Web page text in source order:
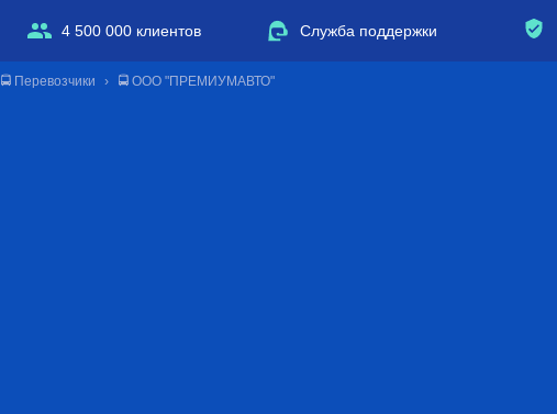
4 500 000 клиентов Служба поддержки
🚍 Перевозчики 🚍 ООО "ПРЕМИУМАВТО"